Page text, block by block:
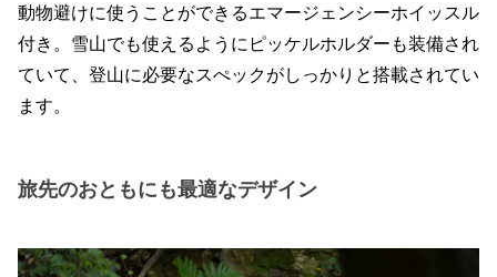
動物避けに使うことができるエマージェンシーホイッスル
付き。雪山でも使えるようにピッケルホルダーも装備され
ていて、登山に必要なスぺックがしっかりと搭載されてい
ます。
旅先のおともにも最適なデザイン